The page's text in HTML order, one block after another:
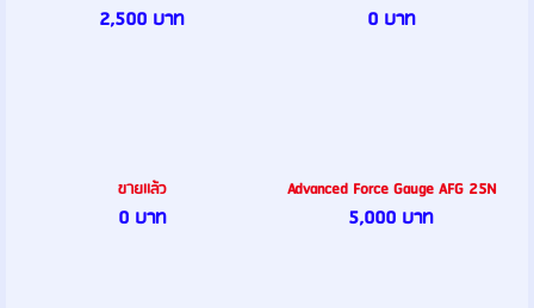
2,500 บาท 0 บาท
ขายเเล้ว
0 บาท
Advanced Force Gauge AFG 25N
5,000 บาท